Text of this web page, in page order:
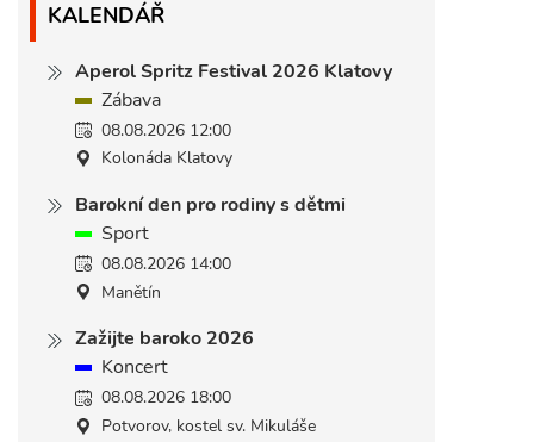
KALENDÁŘ
Aperol Spritz Festival 2026 Klatovy
Zábava
08.08.2026 12:00
Kolonáda Klatovy
Barokní den pro rodiny s dětmi
Sport
08.08.2026 14:00
Manětín
Zažijte baroko 2026
Koncert
08.08.2026 18:00
Potvorov, kostel sv. Mikuláše